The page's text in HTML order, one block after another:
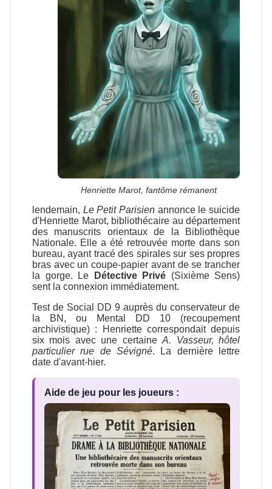
Henriette Marot, fantôme rémanent
lendemain, Le Petit Parisien annonce le suicide
d'Henriette Marot, bibliothécaire au département
des manuscrits orientaux de la Bibliothèque
Nationale. Elle a été retrouvée morte dans son
bureau, ayant tracé des spirales sur ses propres
bras avec un coupe-papier avant de se trancher
la gorge. Le
Détective Privé (Sixième Sens)
sent la connexion immédiatement.
Test de Social DD 9 auprès du conservateur de
la BN, ou Mental DD 10 (recoupement
archivistique) : Henriette correspondait depuis
six mois avec une certaineA. Vasseur, hôtel
particulier rue de Sévigné. La dernière lettre
date d'avant-hier.
Aide de jeu pour les joueurs :